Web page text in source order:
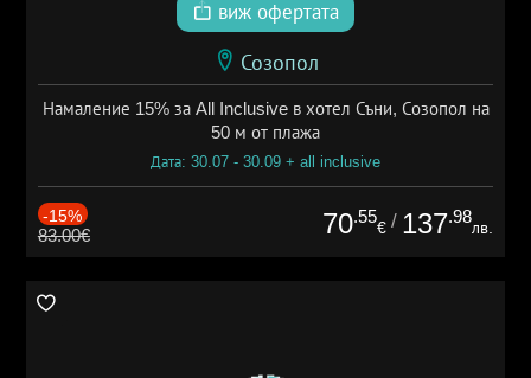
виж офертата
Созопол
Намаление 15% за All Inclusive в хотел Съни, Созопол на
50 м от плажа
Дата: 30.07 - 30.09 + all inclusive
-15%
83.00€ 70.55
€ / 137.98
лв.